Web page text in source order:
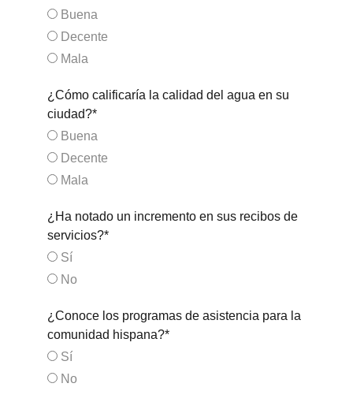
Buena
Decente
Mala
¿Cómo calificaría la calidad del agua en su
ciudad?*
Buena
Decente
Mala
¿Ha notado un incremento en sus recibos de
servicios?*
Sí
No
¿Conoce los programas de asistencia para la
comunidad hispana?*
Sí
No